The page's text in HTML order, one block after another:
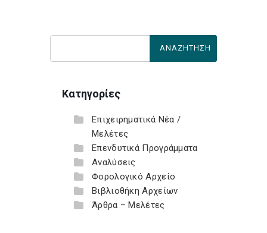
Κατηγορίες
Επιχειρηματικά Νέα /
Μελέτες
Επενδυτικά Προγράμματα
Αναλύσεις
Φορολογικό Αρχείο
Βιβλιοθήκη Αρχείων
Άρθρα – Μελέτες